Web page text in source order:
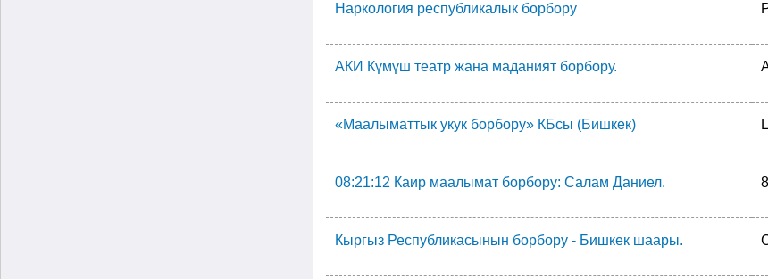
Наркология республикалык борбору
АКИ Күмүш театр жана маданият борбору.
«Маалыматтык укук борбору» КБсы (Бишкек)
08:21:12 Каир маалымат борбору: Салам Даниел.
Кыргыз Республикасынын борбору - Бишкек шаары.